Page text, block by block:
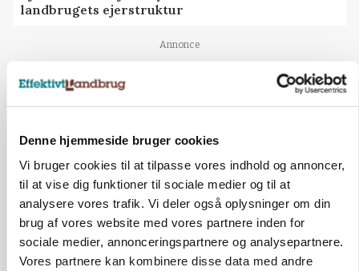
Denne hjemmeside bruger cookies
Vi bruger cookies til at tilpasse vores indhold og annoncer,
til at vise dig funktioner til sociale medier og til at
analysere vores trafik. Vi deler også oplysninger om din
brug af vores website med vores partnere inden for
sociale medier, annonceringspartnere og analysepartnere.
Vores partnere kan kombinere disse data med andre
landbrugets ejerstruktur
Annonce
MARKED